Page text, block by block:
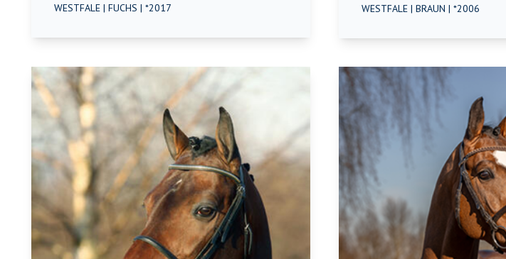
WESTFALE | FUCHS | *2017 WESTFALE | BRAUN | *2006